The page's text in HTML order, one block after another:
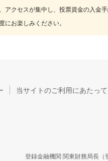
アクセスが集中し、投票資金の入金
お楽しみください。
当サイトのご利用にあたって
登録金融機関 関東財務局長（